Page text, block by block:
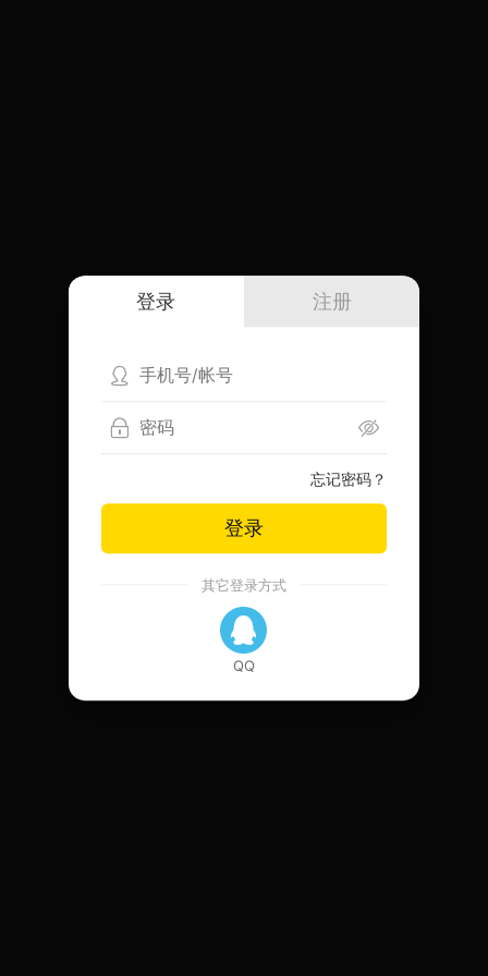
登录 注册
忘记密码？
登录
其它登录方式
QQ